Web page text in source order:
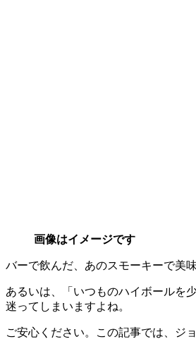
画像はイメージです
バーで飲んだ、あのスモーキーで美
あるいは、「いつものハイボールを
迷ってしまいますよね。
ご安心ください。この記事では、ジ